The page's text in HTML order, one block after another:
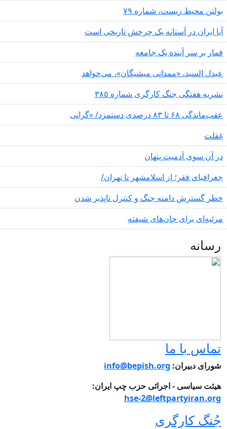
محیط زیست، شماره ۷۹
ایران در آستانه یک چرخش تاریخی است
بر سر آینده یک جامعه
السید، «ممدانی میشیگان»، می‌خواهد
هفتگی جنگ کارگری شمارە ٣٨٥
۶۸ تا ۸۳ درصدی دستمزد/ «گرانی
آن سوی آدمیت پنهان
فقر؛ از اسلامشهر تا تهران/
گسترش دامنه جنگ و کنترل ناپذیر شدن
برای جان‌های شیفته
با ما
دبیران:info@bepish.org
سیاسی - اجرائی حزب چپ ایران:
hse-
کارگری